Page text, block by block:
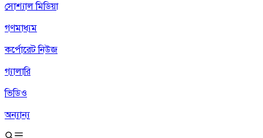
সোশ্যাল মিডিয়া
গণমাধ্যম
কর্পোরেট নিউজ
গ্যালারি
ভিডিও
অন্যান্য